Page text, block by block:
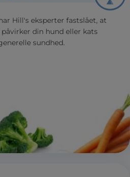
Hill's eksperter fastslået, at
din hund eller kats
sundhed.